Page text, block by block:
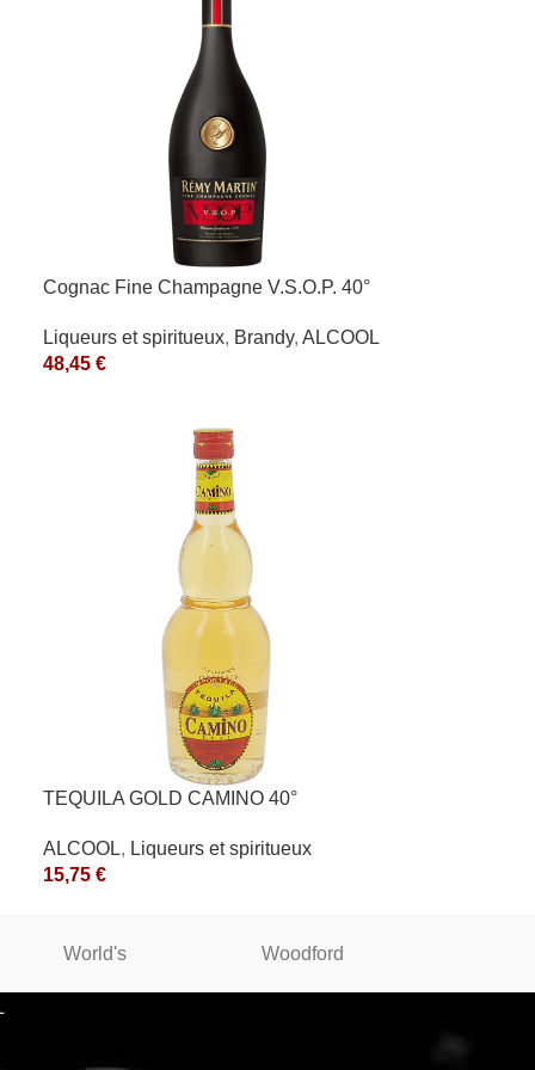
Cognac Fine Champagne V.S.O.P. 40°
Liqueurs et spiritueux, Brandy, ALCOOL
48,45 €
TEQUILA GOLD CAMINO 40°
ALCOOL, Liqueurs et spiritueux
15,75 €
World's Woodford